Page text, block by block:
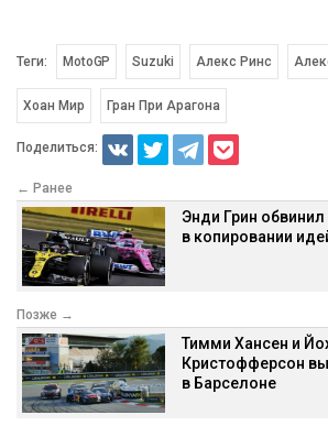
Теги: MotoGP Suzuki Алекс Ринс
Хоан Мир Гран При Арагона
Поделиться:
← Ранее
Энди Грин
в копировании
Позже →
Тимми Хансен и
Кристофферсон
в Барселоне